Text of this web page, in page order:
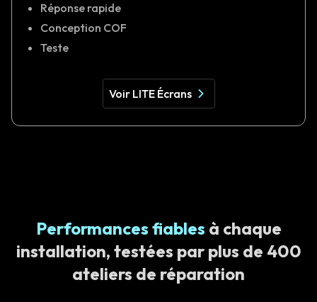
Réponse rapide
Conception COF
Teste
Voir LITE Écrans
Performances fiables à chaque
installation, testées par plus de 400
ateliers de réparation